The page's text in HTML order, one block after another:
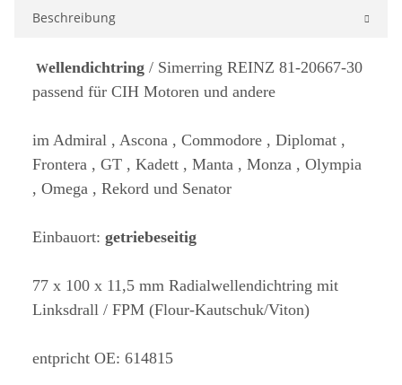
Beschreibung
Wellendichtring / Simerring REINZ 81-20667-30
passend für CIH Motoren und andere
im Admiral , Ascona , Commodore , Diplomat ,
Frontera , GT , Kadett , Manta , Monza , Olympia
, Omega , Rekord und Senator
Einbauort: getriebeseitig
77 x 100 x 11,5 mm Radialwellendichtring mit
Linksdrall / FPM (Flour-Kautschuk/Viton)
entpricht OE: 614815